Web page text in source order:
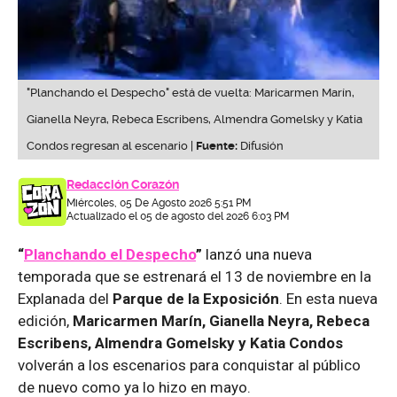
"Planchando el Despecho" está de vuelta: Maricarmen Marín,
Gianella Neyra, Rebeca Escribens, Almendra Gomelsky y Katia
Condos regresan al escenario | Fuente: Difusión
Redacción Corazón
Miércoles, 05 De Agosto 2026 5:51 PM
Actualizado el 05 de agosto del 2026 6:03 PM
“Planchando el Despecho” lanzó una nueva
temporada que se estrenará el 13 de noviembre en la
Explanada del Parque de la Exposición. En esta nueva
edición, Maricarmen Marín, Gianella Neyra, Rebeca
Escribens, Almendra Gomelsky y Katia Condos
volverán a los escenarios para conquistar al público
de nuevo como ya lo hizo en mayo.